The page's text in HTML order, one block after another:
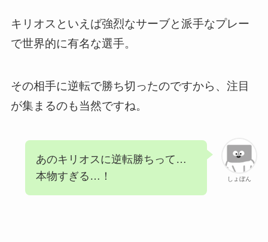
キリオスといえば強烈なサーブと派手なプレー
で世界的に有名な選手。
その相手に逆転で勝ち切ったのですから、注目
が集まるのも当然ですね。
しょぼん
あのキリオスに逆転勝ちって…
本物すぎる…！